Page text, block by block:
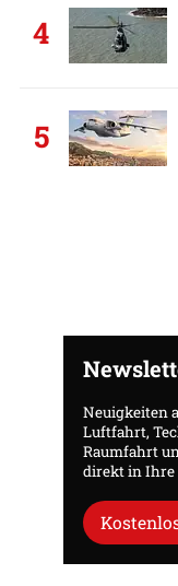
4
5
Neuigkeiten
Luftfahrt,
Raumfahrt
direkt in Ihre